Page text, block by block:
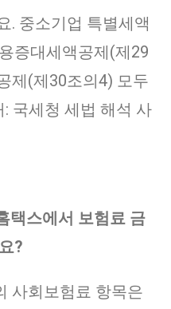
. 중소기업 특별세액
증대세액공제(제29
제(제30조의4) 모두
국세청 세법 해석 사
택스에서 보험료 금
?
사회보험료 항목은